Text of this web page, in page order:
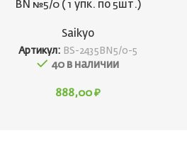
BN №5/0 ( 1 упк. по 5шт.)
Saikyo
Артикул: BS-2435BN5/0-5
40 в наличии
888,00 ₽